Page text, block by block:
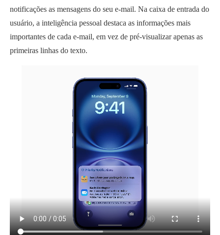
notificações as mensagens do seu e-mail. Na caixa de entrada do
usuário, a inteligência pessoal destaca as informações mais
importantes de cada e-mail, em vez de pré-visualizar apenas as
primeiras linhas do texto.